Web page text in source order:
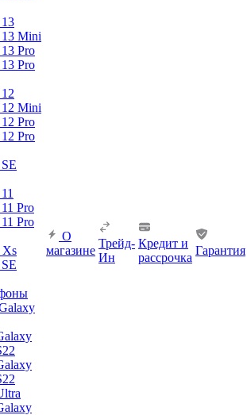
13 Mini
Pro
Pro
12 Mini
Pro
Pro
Pro
Pro
Xs
О
магазине
Трейд-
Ин
Кредит и
рассрочка
Гарантия